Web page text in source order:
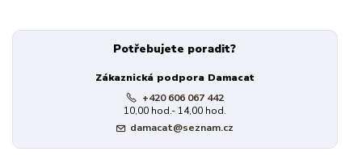
Potřebujete poradit?
Zákaznická podpora Damacat
+420 606 067 442
10,00 hod.- 14,00 hod.
damacat@seznam.cz